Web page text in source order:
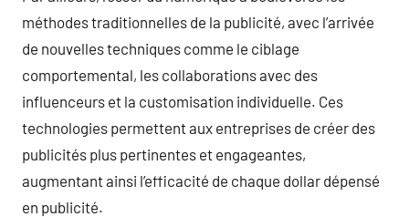
méthodes traditionnelles de la publicité, avec l’arrivée
de nouvelles techniques comme le ciblage
comportemental, les collaborations avec des
influenceurs et la customisation individuelle. Ces
technologies permettent aux entreprises de créer des
publicités plus pertinentes et engageantes,
augmentant ainsi l’efficacité de chaque dollar dépensé
en publicité.